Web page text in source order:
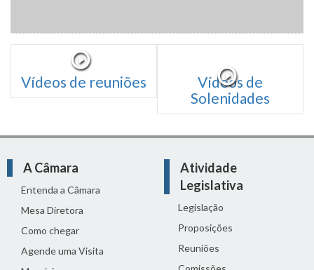
Vídeos de reuniões
Vídeos de
Solenidades
A Câmara
Entenda a Câmara
Mesa Diretora
Como chegar
Agende uma Visita
Atividade
Legislativa
Legislação
Proposições
Reuniões